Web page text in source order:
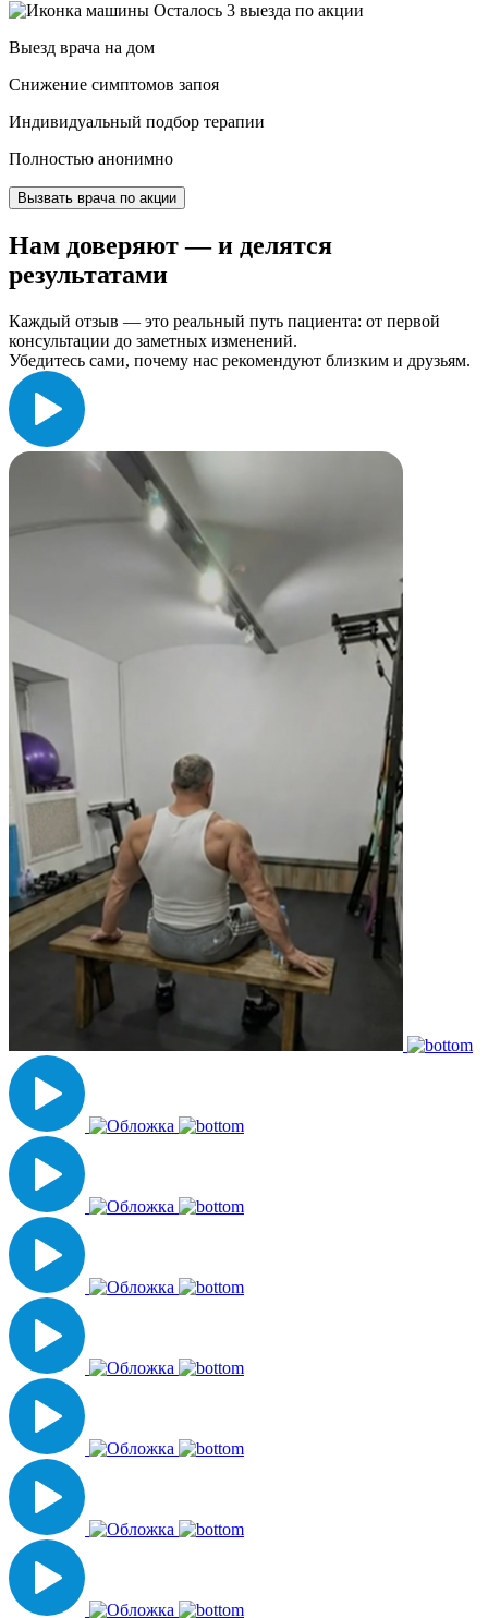
Осталось 3 выезда по акции
Выезд врача на дом
Снижение симптомов запоя
Индивидуальный подбор терапии
Полностью анонимно
Вызвать врача по акции
Нам доверяют— и делятся
результатами
Каждый отзыв — это реальный путь пациента: от первой
консультации до заметных изменений.
Убедитесь сами, почему нас рекомендуют близким и друзьям.